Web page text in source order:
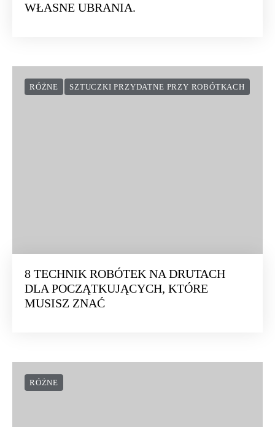
WŁASNE UBRANIA.
RÓŻNE SZTUCZKI PRZYDATNE PRZY ROBÓTKACH
8 TECHNIK ROBÓTEK NA DRUTACH
DLA POCZĄTKUJĄCYCH, KTÓRE
MUSISZ ZNAĆ
RÓŻNE